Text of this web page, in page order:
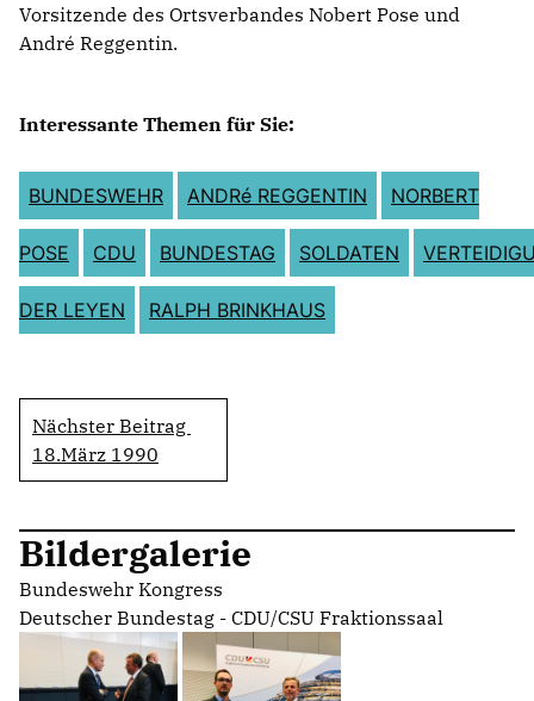
Vorsitzende des Ortsverbandes Nobert Pose und
André Reggentin.
Interessante Themen für Sie:
BUNDESWEHR ANDRé REGGENTIN NORBERT
POSE CDU BUNDESTAG SOLDATEN
DER LEYEN RALPH BRINKHAUS
Nächster Beitrag
18.März 1990
Bildergalerie
Bundeswehr Kongress
Deutscher Bundestag - CDU/CSU Fraktionssaal